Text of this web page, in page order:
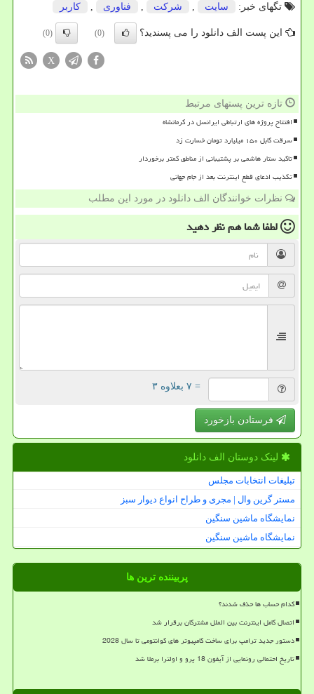
تگهای خبر:
سایت , شركت , فناوری , كاربر
این پست الف دانلود را می پسندید؟ (0)
(0)
X
تازه ترین پستهای مرتبط
افتتاح پروژه های ارتباطی ایرانسل در کرمانشاه
سرقت کابل ۱۵۰ میلیارد تومان خسارت زد
تاکید ستار هاشمی بر پشتیبانی از مناطق کمتر برخوردار
تکذیب ادعای قطع اینترنت بعد از جام جهانی
نظرات خوانندگان الف دانلود در مورد این مطلب
لطفا شما همنظر دهید
= ۷ بعلاوه ۳
فرستادن بازخورد
لینک دوستان الف دانلود
تبلیغات انتخابات مجلس
مستر گرین وال | مجری و طراح انواع دیوار سبز
نمایشگاه ماشین سنگین
نمایشگاه ماشین سنگین
پربیننده ترین ها
کدام حساب ها حذف شدند؟
اتصال کامل اینترنت بین الملل مشترکان برقرار شد
دستور جدید ترامپ برای ساخت کامپیوتر های کوانتومی تا سال 2028
تاریخ احتمالی رونمایی از آیفون 18 پرو و اولترا برملا شد